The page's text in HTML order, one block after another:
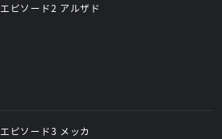
エピソード2 アルザド
エピソード3 メッカ